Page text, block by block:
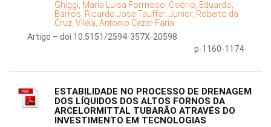
Ghiggi, Maria Luisa Formoso; Osório, Eduardo;
Barros, Ricardo Jose Tauffer; Junior, Roberto da
Cruz; Vilela, Antonio Cezar Faria
Artigo – doi 10.5151/2594-357X-20598
p-1160-1174
ESTABILIDADE NO PROCESSO DE DRENAGEM
DOS LÍQUIDOS DOS ALTOS FORNOS DA
ARCELORMITTAL TUBARÃO ATRAVÉS DO
INVESTIMENTO EM TECNOLOGIAS